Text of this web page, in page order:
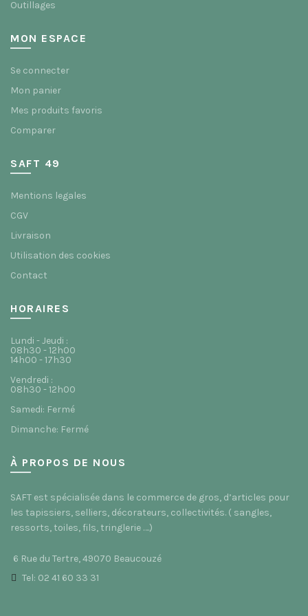
Outillages
MON ESPACE
Se connecter
Mon panier
Mes produits favoris
Comparer
SAFT 49
Mentions legales
CGV
Livraison
Utilisation des cookies
Contact
HORAIRES
Lundi - Jeudi :
08h30 - 12h00
14h00 - 17h30
Vendredi :
08h30 - 12h00
Samedi: Fermé
Dimanche: Fermé
À PROPOS DE NOUS
SAFT est spécialisée dans le commerce de gros, d’articles pour
les tapissiers, selliers, décorateurs, collectivités. ( sangles,
ressorts, toiles, fils, tringlerie ….)
6 Rue du Tertre, 49070 Beaucouzé
Tel: 02 41 60 33 31